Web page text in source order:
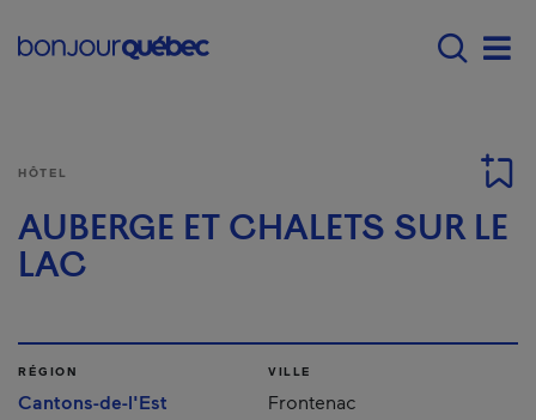
Main navigation -
HÔTEL
AUBERGE ET CHALETS SUR LE
LAC
RÉGION
Cantons-de-l'Est
VILLE
Frontenac